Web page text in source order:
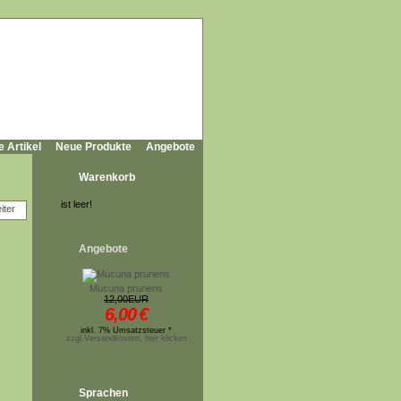
Artikel Neue Produkte Angebote
Warenkorb
ist leer!
Angebote
Mucuna pruriens
12,00EUR
6,00€
inkl. 7% Umsatzsteuer *
zzgl.Versandkosten, hier klicken
Sprachen